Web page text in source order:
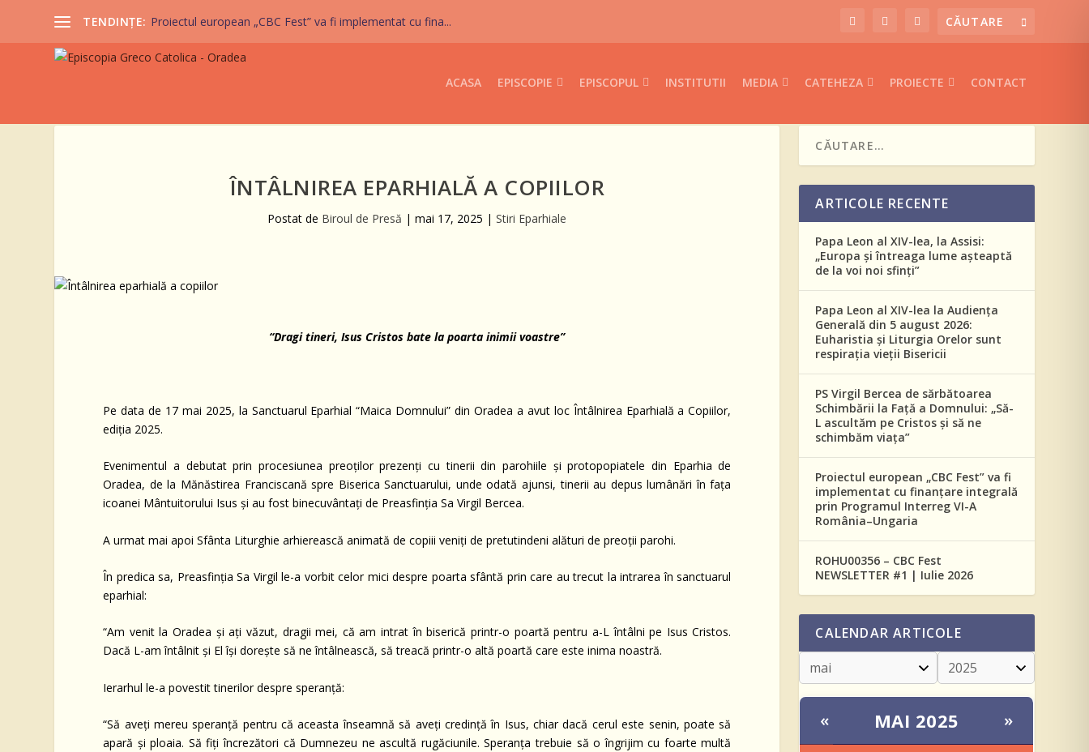
TENDINȚE: Proiectul european „CBC Fest” va fi implementat cu fina...
ACASA EPISCOPIE EPISCOPUL INSTITUTII MEDIA CATEHEZA PROIECTE CONTACT
ÎNTÂLNIREA EPARHIALĂ A COPIILOR
Postat de Biroul de Presă |mai 17, 2025 |Stiri Eparhiale
“Dragi tineri, Isus Cristos bate la poarta inimii voastre”
Pe data de 17 mai 2025, la Sanctuarul Eparhial “Maica Domnului” din Oradea a avut loc Întâlnirea Eparhială a Copiilor,
ediția 2025.
Evenimentul a debutat prin procesiunea preoților prezenți cu tinerii din parohiile și protopopiatele din Eparhia de
Oradea, de la Mănăstirea Franciscană spre Biserica Sanctuarului, unde odată ajunsi, tinerii au depus lumânări în fața
icoanei Mântuitorului Isus și au fost binecuvântați de Preasfinția Sa Virgil Bercea.
A urmat mai apoi Sfânta Liturghie arhierească animată de copiii veniți de pretutindeni alături de preoții parohi.
În predica sa, Preasfinția Sa Virgil le-a vorbit celor mici despre poarta sfântă prin care au trecut la intrarea în sanctuarul
eparhial:
“Am venit la Oradea și ați văzut, dragii mei, că am intrat în biserică printr-o poartă pentru a-L întâlni pe Isus Cristos.
Dacă L-am întâlnit și El își dorește să ne întâlnească, să treacă printr-o altă poartă care este inima noastră.
Ierarhul le-a povestit tinerilor despre speranță:
“Să aveți mereu speranță pentru că aceasta înseamnă să aveți credință în Isus, chiar dacă cerul este senin, poate să
apară și ploaia. Să fiți încrezători că Dumnezeu ne ascultă rugăciunile. Speranța trebuie să o îngrijim cu foarte multă
ARTICOLE RECENTE
Papa Leon al XIV-lea, la Assisi:
„Europa și întreaga lume așteaptă
de la voi noi sfinți”
Papa Leon al XIV-lea la Audiența
Generală din 5 august 2026:
Euharistia și Liturgia Orelor sunt
respirația vieții Bisericii
PS Virgil Bercea de sărbătoarea
Schimbării la Față a Domnului: „Să-
L ascultăm pe Cristos și să ne
schimbăm viața”
Proiectul european „CBC Fest” va fi
implementat cu finanțare integrală
prin Programul Interreg VI-A
România–Ungaria
ROHU00356 – CBC Fest
NEWSLETTER #1 | Iulie 2026
CALENDAR ARTICOLE
« MAI 2025 »